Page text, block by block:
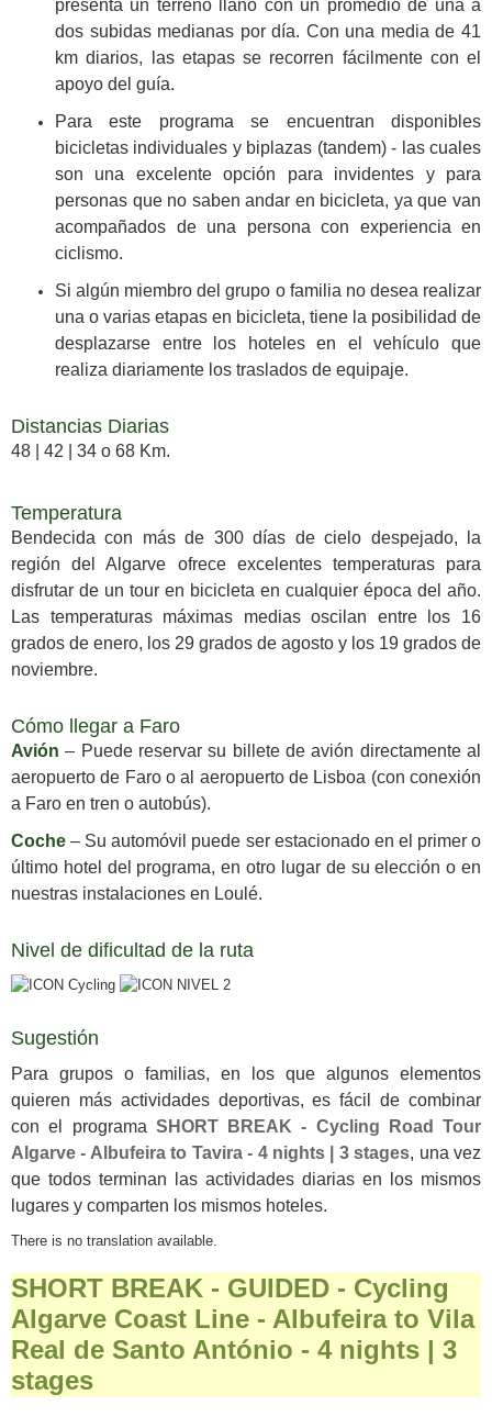
presenta un terreno llano con un promedio de una a
dos subidas medianas por día. Con una media de 41
km diarios, las etapas se recorren fácilmente con el
apoyo del guía.
Para este programa se encuentran disponibles
bicicletas individuales y biplazas (tandem) - las cuales
son una excelente opción para invidentes y para
personas que no saben andar en bicicleta, ya que van
acompañados de una persona con experiencia en
ciclismo.
Si algún miembro del grupo o familia no desea realizar
una o varias etapas en bicicleta, tiene la posibilidad de
desplazarse entre los hoteles en el vehículo que
realiza diariamente los traslados de equipaje.
Distancias Diarias
48 | 42 | 34 o 68 Km.
Temperatura
Bendecida con más de 300 días de cielo despejado, la
región del Algarve ofrece excelentes temperaturas para
disfrutar de un tour en bicicleta en cualquier época del año.
Las temperaturas máximas medias oscilan entre los 16
grados de enero, los 29 grados de agosto y los 19 grados de
noviembre.
Cómo llegar a Faro
Avión – Puede reservar su billete de avión directamente al
aeropuerto de Faro o al aeropuerto de Lisboa (con conexión
a Faro en tren o autobús).
Coche – Su automóvil puede ser estacionado en el primer o
último hotel del programa, en otro lugar de su elección o en
nuestras instalaciones en Loulé.
Nivel de dificultad de la ruta
Sugestión
Para grupos o familias, en los que algunos elementos
quieren más actividades deportivas, es fácil de combinar
con el programa SHORT BREAK - Cycling Road Tour
Algarve - Albufeira to Tavira - 4 nights | 3 stages, una vez
que todos terminan las actividades diarias en los mismos
lugares y comparten los mismos hoteles.
There is no translation available.
SHORT BREAK - GUIDED - Cycling
Algarve Coast Line - Albufeira to Vila
Real de Santo António - 4 nights | 3
stages